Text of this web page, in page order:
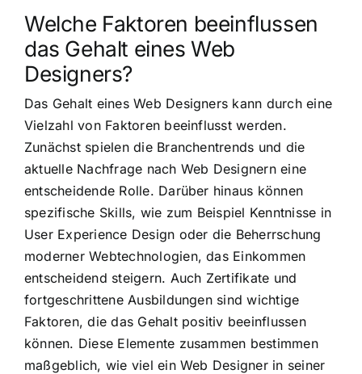
Welche Faktoren beeinflussen
das Gehalt eines Web
Designers?
Das Gehalt eines Web Designers kann durch eine
Vielzahl von Faktoren beeinflusst werden.
Zunächst spielen die Branchentrends und die
aktuelle Nachfrage nach Web Designern eine
entscheidende Rolle. Darüber hinaus können
spezifische Skills, wie zum Beispiel Kenntnisse in
User Experience Design oder die Beherrschung
moderner Webtechnologien, das Einkommen
entscheidend steigern. Auch Zertifikate und
fortgeschrittene Ausbildungen sind wichtige
Faktoren, die das Gehalt positiv beeinflussen
können. Diese Elemente zusammen bestimmen
maßgeblich, wie viel ein Web Designer in seiner